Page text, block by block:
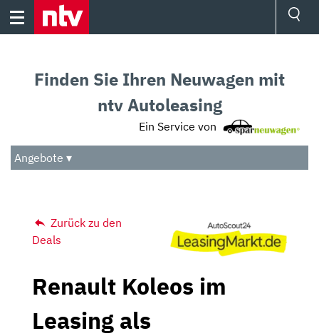
Skip
Audio
Das Beste
Finden Sie Ihren Neuwagen mit
ntv Autoleasing
Ein Service von
Angebote ▾
Zurück zu den
Deals
Renault Koleos im
Leasing als